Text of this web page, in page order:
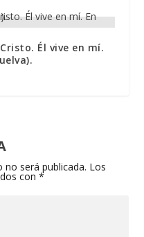
Él vive en mí.
será publicada. Los
con*